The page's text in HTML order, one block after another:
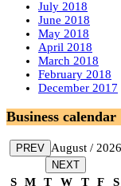
July 2018
June 2018
May 2018
April 2018
March 2018
February 2018
December 2017
Business calendar
PREV August / 2026
NEXT
S M T W T F
S